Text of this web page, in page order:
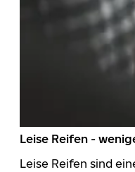
Leise Reifen -
Leise Reifen sind